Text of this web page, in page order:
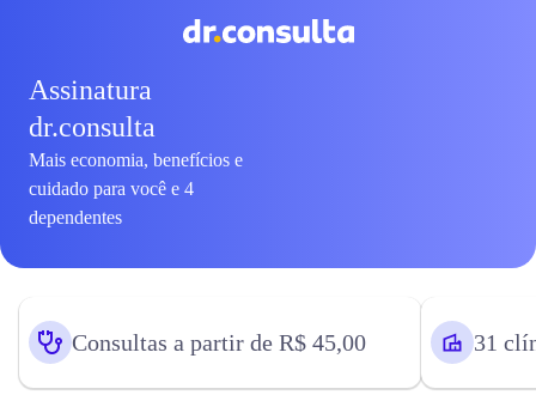
Assinatura
dr.consulta
Mais economia, benefícios e
cuidado para você e 4
dependentes
Consultas a partir de R$ 45,00 31